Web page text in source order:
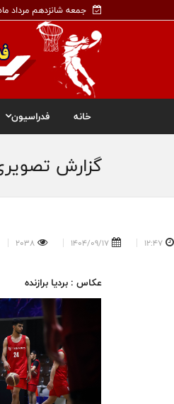
جمعه شانزدهم مرداد
خانه فدراسیون
گزارش
12:47
1404/09/17
2038
عکاس : بردیا برازنده